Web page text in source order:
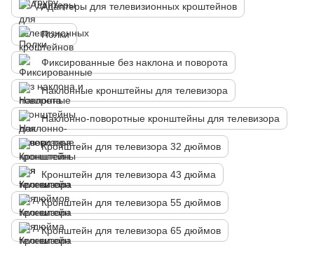
Адаптеры для телевизионных кроштейнов
Полки
Фиксированные без наклона и поворота
Наклонные кронштейны для телевизора
Наклонно-поворотные кронштейны для телевизора
Кронштейн для телевизора 32 дюймов
Кронштейн для телевизора 43 дюйма
Кронштейн для телевизора 55 дюймов
Кронштейн для телевизора 65 дюймов